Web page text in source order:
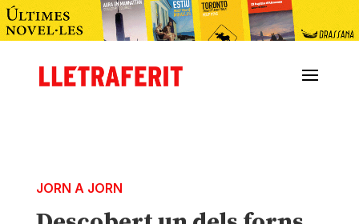
JORN A JORN